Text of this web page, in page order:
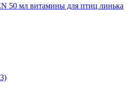
50 мл витамины для птиц линька